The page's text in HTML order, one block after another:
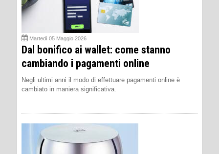
Martedì 05 Maggio 2026
Dal bonifico ai wallet: come stanno
cambiando i pagamenti online
Negli ultimi anni il modo di effettuare pagamenti online è
cambiato in maniera significativa.